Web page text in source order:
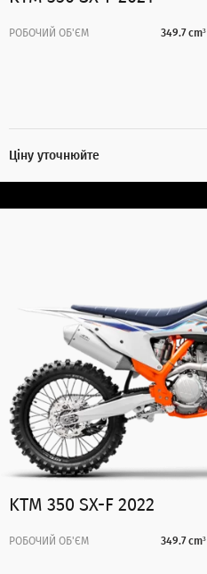
РОБОЧИЙ ОБ'ЄМ 349.7 cm³
Ціну уточнюйте
KTM 350 SX-F 2022
РОБОЧИЙ ОБ'ЄМ 349.7 cm³